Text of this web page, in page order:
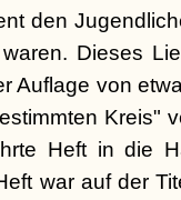
den
Dieses
Auflage von
Kreis"
Heft in die
war auf der